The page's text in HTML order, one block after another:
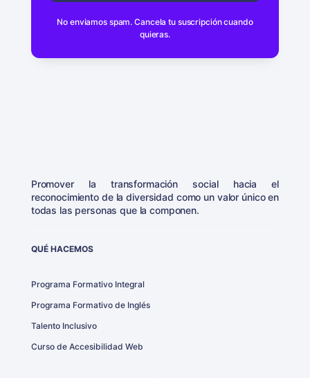
No enviamos spam. Cancela tu suscripción cuando
quieras.
Promover la transformación social hacia el
reconocimiento de la diversidad como un valor único en
todas las personas que la componen.
QUÉ HACEMOS
Programa Formativo Integral
Programa Formativo de Inglés
Talento Inclusivo
Curso de Accesibilidad Web